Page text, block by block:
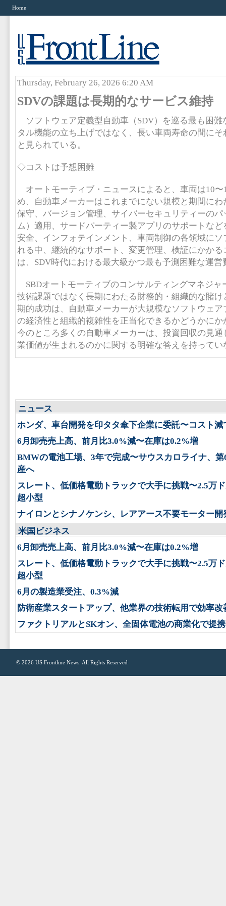
Home
Thursday, February 26, 2026 6:20 AM
SDVの課題は長期的なサービス維持
ソフトウェア定義型自動車（SDV）を巡る最も困難
タル機能の立ち上げではなく、長い車両寿命の間に
と見られている。
◇コストは予想困難
オートモーティブ・ニュースによると、車両は10〜
め、自動車メーカーはこれまでにない規模と期間に
保守、バージョン管理、サイバーセキュリティーの
ム）適用、サードパーティー製アプリのサポートな
安全、インフォテインメント、車両制御の各領域に
れる中、継続的なサポート、変更管理、検証にかか
は、SDV時代における最大級かつ最も予測困難な運営
SBDオートモーティブのコンサルティングマネジャ
技術課題ではなく長期にわたる財務的・組織的な賭け
期的成功は、自動車メーカーが大規模なソフトウェ
の経済性と組織的複雑性を正当化できるかどうかに
今のところ多くの自動車メーカーは、投資回収の見
業価値が生まれるのかに関する明確な答えを持ってい
ニュース
ホンダ、車台開発を印タタ傘下企業に委託〜コスト減
6月卸売売上高、前月比3.0%減〜在庫は0.2%増
BMWの電池工場、3年で完成〜サウスカロライナ、第
産へ
スレート、低価格電動トラックで大手に挑戦〜2.5万
超小型
ナイロンとシナノケンシ、レアアース不要モーター開
米国ビジネス
6月卸売売上高、前月比3.0%減〜在庫は0.2%増
スレート、低価格電動トラックで大手に挑戦〜2.5万
超小型
6月の製造業受注、0.3%減
防衛産業スタートアップ、他業界の技術転用で効率改
ファクトリアルとSKオン、全固体電池の商業化で提携
© 2026 US Frontline News . All Rights Reserved